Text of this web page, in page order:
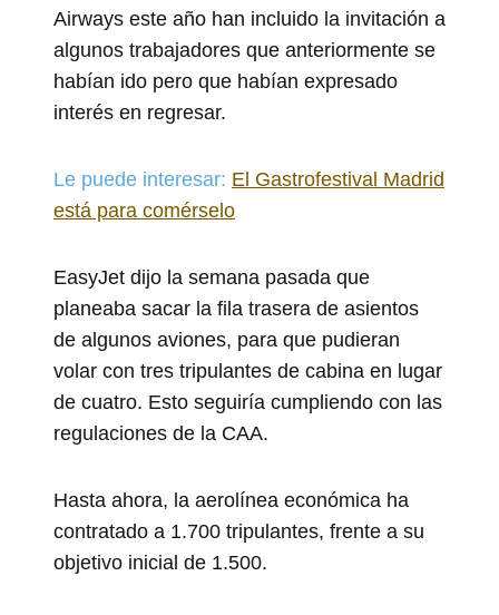
Airways este año han incluido la invitación a
algunos trabajadores que anteriormente se
habían ido pero que habían expresado
interés en regresar.
Le puede interesar: El Gastrofestival Madrid
está para comérselo
EasyJet dijo la semana pasada que
planeaba sacar la fila trasera de asientos
de algunos aviones, para que pudieran
volar con tres tripulantes de cabina en lugar
de cuatro. Esto seguiría cumpliendo con las
regulaciones de la CAA.
Hasta ahora, la aerolínea económica ha
contratado a 1.700 tripulantes, frente a su
objetivo inicial de 1.500.